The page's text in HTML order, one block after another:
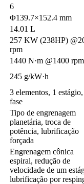
6
Φ139.7×152.4 mm
14.01 L
257 KW (238HP)
rpm
1440 N·m @1400 rpm
245 g/kW·h
3 elementos, 1
fase
Tipo de engrenagem
planetária, troca de
potência, lubrificação
forçada
Engrenagem cônica
espiral, redução de
velocidade de um
lubrificação por